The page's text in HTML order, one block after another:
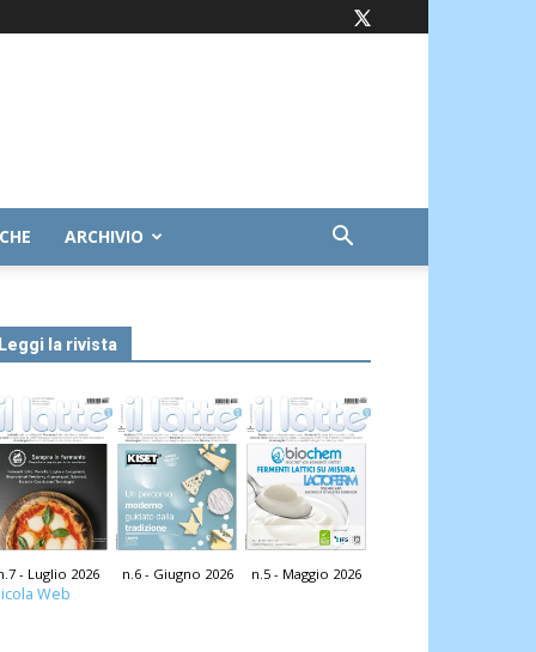
ARCHIVIO
Leggi la rivista
- Luglio 2026 n.6 - Giugno 2026 n.5 - Maggio 2026
Web